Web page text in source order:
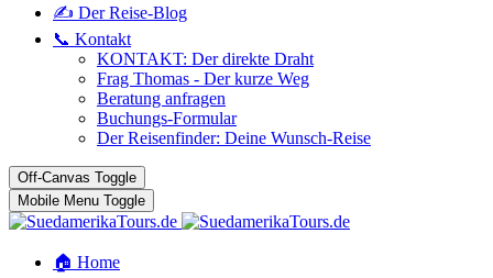
✍️ Der Reise-Blog
📞 Kontakt
KONTAKT: Der direkte Draht
Frag Thomas - Der kurze Weg
Beratung anfragen
Buchungs-Formular
Der Reisenfinder: Deine Wunsch-Reise
Off-Canvas Toggle
Mobile Menu Toggle
🏠 Home